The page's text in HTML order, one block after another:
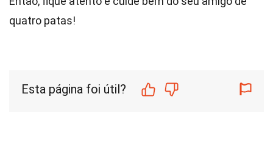
quatro patas!
Esta página foi útil?